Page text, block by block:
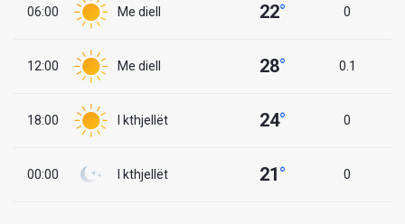
06:00 Me diell 22° 0
12:00 Me diell 28° 0.1
18:00 I kthjellët 24° 0
00:00 I kthjellët 21° 0